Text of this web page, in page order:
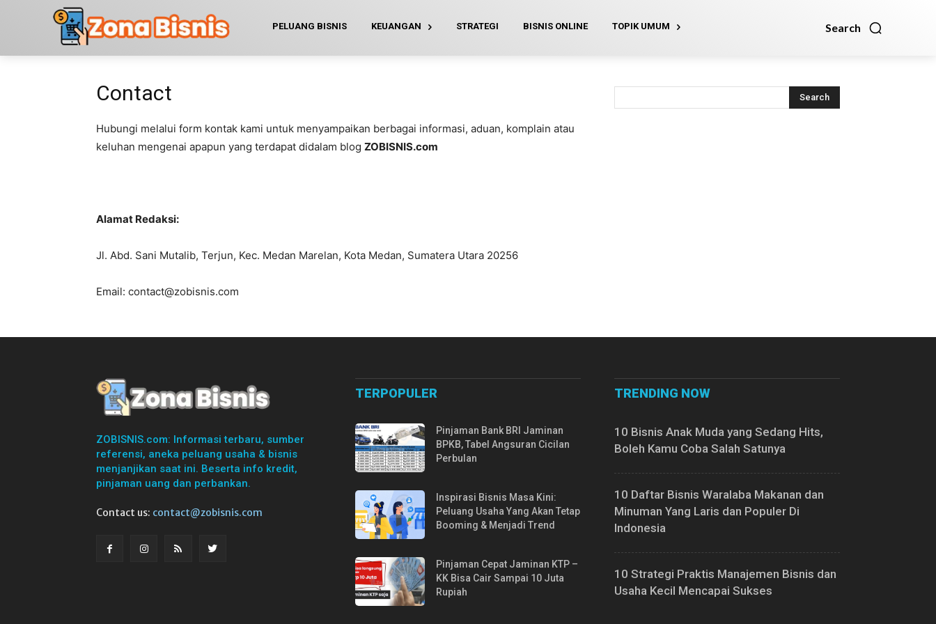
Search
PELUANG BISNIS KEUANGAN STRATEGI BISNIS ONLINE TOPIK UMUM
Contact
Hubungi melalui form kontak kami untuk menyampaikan berbagai informasi, aduan, komplain atau
keluhan mengenai apapun yang terdapat didalam blog ZOBISNIS.com
Alamat Redaksi:
Jl. Abd. Sani Mutalib, Terjun, Kec. Medan Marelan, Kota Medan, Sumatera Utara 20256
Email: contact@zobisnis.com
ZOBISNIS.com: Informasi terbaru, sumber
referensi, aneka peluang usaha & bisnis
menjanjikan saat ini. Beserta info kredit,
pinjaman uang dan perbankan.
Contact us: contact@zobisnis.com
TERPOPULER
Pinjaman Bank BRI Jaminan
BPKB, Tabel Angsuran Cicilan
Perbulan
Inspirasi Bisnis Masa Kini:
Peluang Usaha Yang Akan Tetap
Booming & Menjadi Trend
Pinjaman Cepat Jaminan KTP –
KK Bisa Cair Sampai 10 Juta
Rupiah
TRENDING NOW
10 Bisnis Anak Muda yang Sedang Hits,
Boleh Kamu Coba Salah Satunya
10 Daftar Bisnis Waralaba Makanan dan
Minuman Yang Laris dan Populer Di
Indonesia
10 Strategi Praktis Manajemen Bisnis dan
Usaha Kecil Mencapai Sukses